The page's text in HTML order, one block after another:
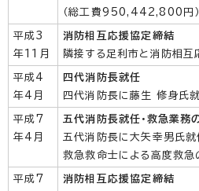
（総工費950,442,800円）
平成3
年11月
消防相互応援協定締結
隣接する足利市と消防相互
平成4
年4月
四代消防長就任
四代消防長に藤生 修身氏就
平成7
年4月
五代消防長就任・救急業務
五代消防長に大矢幸男氏就
救急救命士による高度救急
平成7
消防相互応援協定締結